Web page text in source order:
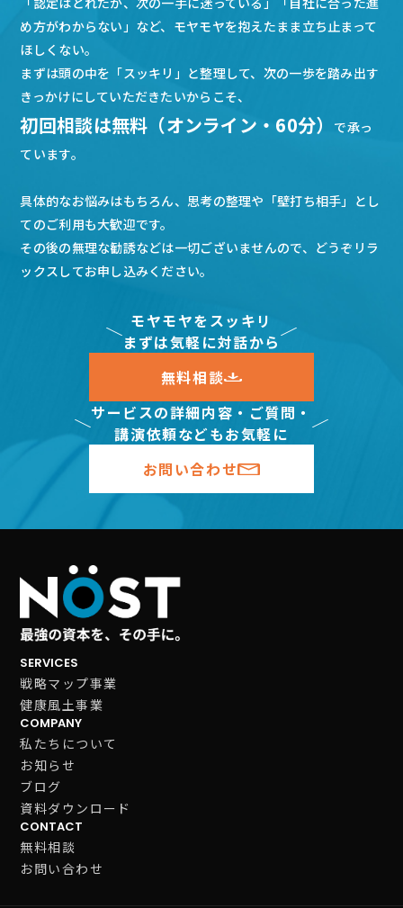
め方がわからない」など、モヤモヤを抱えたまま立ち止まって
ほしくない。
まずは頭の中を「スッキリ」と整理して、次の一歩を踏み出す
きっかけにしていただきたいからこそ、
初回相談は無料（オンライン・60分）
で承っ
ています。
具体的なお悩みはもちろん、思考の整理や「壁打ち相手」とし
てのご利用も大歓迎です。
その後の無理な勧誘などは一切ございませんので、どうぞリラ
ックスしてお申し込みください。
モヤモヤをスッキリ
まずは気軽に対話から
無料相談
サービスの詳細内容・ご質問・
講演依頼などもお気軽に
お問い合わせ
SERVICES
戦略マップ事業
健康風土事業
COMPANY
私たちについて
お知らせ
ブログ
資料ダウンロード
CONTACT
無料相談
お問い合わせ